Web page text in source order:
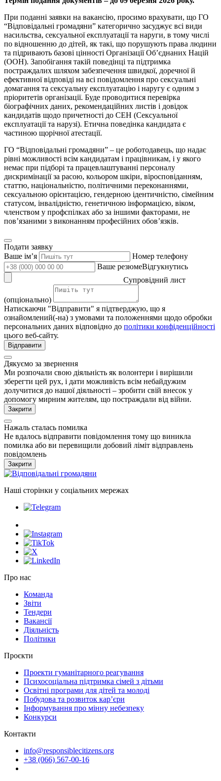
При поданні заявки на вакансію, просимо врахувати, що ГО
“Відповідальні громадяни” категорично засуджує всі види
насильства, сексуальної експлуатації та наруги, в тому числі
по відношенню до дітей, як такі, що порушують права людини
та підривають базові цінності Організації Об’єднаних Націй
(ООН). Запобігання такій поведінці та підтримка
постраждалих шляхом забезпечення швидкої, доречної й
ефективної відповіді на всі повідомлення про сексуальні
домагання та сексуальну експлуатацію і наругу є одним з
пріоритетів організації. Буде проводитися перевірка
біографічних даних, рекомендаційних листів і довідок
кандидатів щодо причетності до СЕН (Сексуальної
експлуатації та нарузі). Етична поведінка кандидата є
частиною щорічної атестації.
ГО “Відповідальні громадяни” – це роботодавець, що надає
рівні можливості всім кандидатам і працівникам, і у якого
немає при підборі та працевлаштуванні персоналу
дискримінації за расою, кольором шкіри, віросповіданням,
статтю, національністю, політичними переконаннями,
сексуальною орієнтацією, гендерною ідентичністю, сімейним
статусом, інвалідністю, генетичною інформацією, віком,
членством у профспілках або за іншими факторами, не
пов’язаними з виконанням професійних обов’язків.
Подати заявку
Ваше імʼя
Номер телефону
Ваше резюмеВідгукнутись
Супровідний лист
(опціонально)
Натискаючи "Відправити" я підтверджую, що я
ознайомлений(-на) з умовами та положеннями щодо обробки
персональних даних відповідно до політики конфіденційності
цього веб-сайту.
Відправити
Дякуємо за звернення
Ми розпочали свою діяльність як волонтери і вирішили
зберегти цей рух, і дати можливість всім небайдужим
долучитися до нашої діяльності – зробити свій внесок у
допомогу мирним жителям, що постраждали від війни.
Закрити
Нажаль сталась помилка
Не вдалось відправити повідомлення тому що виникла
помилка або ви перевищили добовий ліміт відправлень
повідомлень
Закрити
Наші сторінки у соціальних мережах
Про нас
Команда
Звіти
Тендери
Вакансії
Діяльність
Політики
Проєкти
Проекти гуманітарного реагування
Психосоціальна підтримка сімей з дітьми
Освітні програми для дітей та молоді
Побудова та розвиток кар’єри
Інформування про мінну небезпеку
Конкурси
Контакти
info@responsiblecitizens.org
+38 (066) 567-00-16